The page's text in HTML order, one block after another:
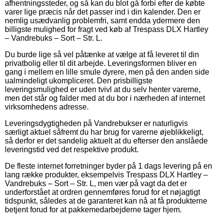
afhentningssteder, og så kan du blot gå forbi efter de købte
varer lige præcis når det passer ind i din kalender. Den er
nemlig usædvanlig problemfri, samt endda ydermere den
billigste mulighed for fragt ved køb af Trespass DLX Hartley
– Vandrebuks – Sort – Str. L.
Du burde lige så vel påtænke at vælge at få leveret til din
privatbolig eller til dit arbejde. Leveringsformen bliver en
gang i mellem en lille smule dyrere, men på den anden side
ualmindeligt ukompliceret. Den prisbilligste
leveringsmulighed er uden tvivl at du selv henter varerne,
men det står og falder med at du bor i nærheden af internet
virksomhedens adresse.
Leveringsdygtigheden på Vandrebukser er naturligvis
særligt aktuel såfremt du har brug for varerne øjeblikkeligt,
så derfor er det sandelig aktuelt at du efterser den anslåede
leveringstid ved det respektive produkt.
De fleste internet forretninger byder på 1 dags levering på en
lang række produkter, eksempelvis Trespass DLX Hartley –
Vandrebuks – Sort – Str. L, men vær på vagt da det er
underforstået at ordren gennemføres forud for et nøjagtigt
tidspunkt, således at de garanteret kan nå at få produkterne
betjent forud for at pakkemedarbejderne tager hjem.